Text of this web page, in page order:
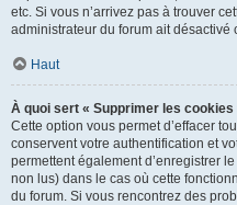
etc. Si vous n’arrivez pas à trouver
administrateur du forum ait désactivé
Haut
À quoi sert « Supprimer les cookies
Cette option vous permet d’effacer
conservent votre authentification et
permettent également d’enregistrer
non lus) dans le cas où cette
du forum. Si vous rencontrez des